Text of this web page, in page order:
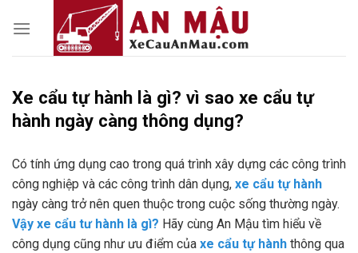
Xe cẩu tự hành là gì? vì sao xe cẩu tự
hành ngày càng thông dụng?
Có tính ứng dụng cao trong quá trình xây dựng các công trình
công nghiệp và các công trình dân dụng, xe cẩu tự hành
ngày càng trở nên quen thuộc trong cuộc sống thường ngày.
Vậy xe cẩu tư hành là gì? Hãy cùng An Mậu tìm hiểu về
công dụng cũng như ưu điểm của xe cẩu tự hành thông qua